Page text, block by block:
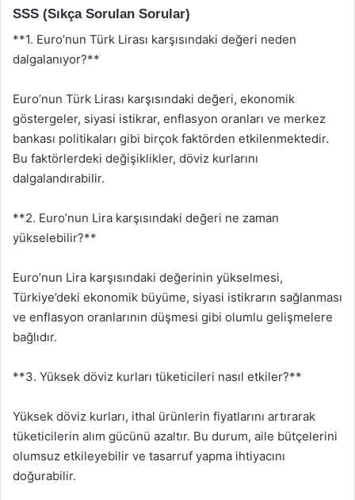
SSS (Sıkça Sorulan Sorular)
**1. Euro’nun Türk Lirası karşısındaki değeri neden
dalgalanıyor?**
Euro’nun Türk Lirası karşısındaki değeri, ekonomik
göstergeler, siyasi istikrar, enflasyon oranları ve merkez
bankası politikaları gibi birçok faktörden etkilenmektedir.
Bu faktörlerdeki değişiklikler, döviz kurlarını
dalgalandırabilir.
**2. Euro’nun Lira karşısındaki değeri ne zaman
yükselebilir?**
Euro’nun Lira karşısındaki değerinin yükselmesi,
Türkiye’deki ekonomik büyüme, siyasi istikrarın sağlanması
ve enflasyon oranlarının düşmesi gibi olumlu gelişmelere
bağlıdır.
**3. Yüksek döviz kurları tüketicileri nasıl etkiler?**
Yüksek döviz kurları, ithal ürünlerin fiyatlarını artırarak
tüketicilerin alım gücünü azaltır. Bu durum, aile bütçelerini
olumsuz etkileyebilir ve tasarruf yapma ihtiyacını
doğurabilir.